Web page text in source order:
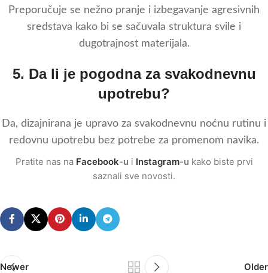
Preporučuje se nežno pranje i izbegavanje agresivnih
sredstava kako bi se sačuvala struktura svile i
dugotrajnost materijala.
5. Da li je pogodna za svakodnevnu
upotrebu?
Da, dizajnirana je upravo za svakodnevnu noćnu rutinu i
redovnu upotrebu bez potrebe za promenom navika.
Pratite nas na Facebook-u i Instagram-u kako biste prvi
saznali sve novosti.
Newer Older